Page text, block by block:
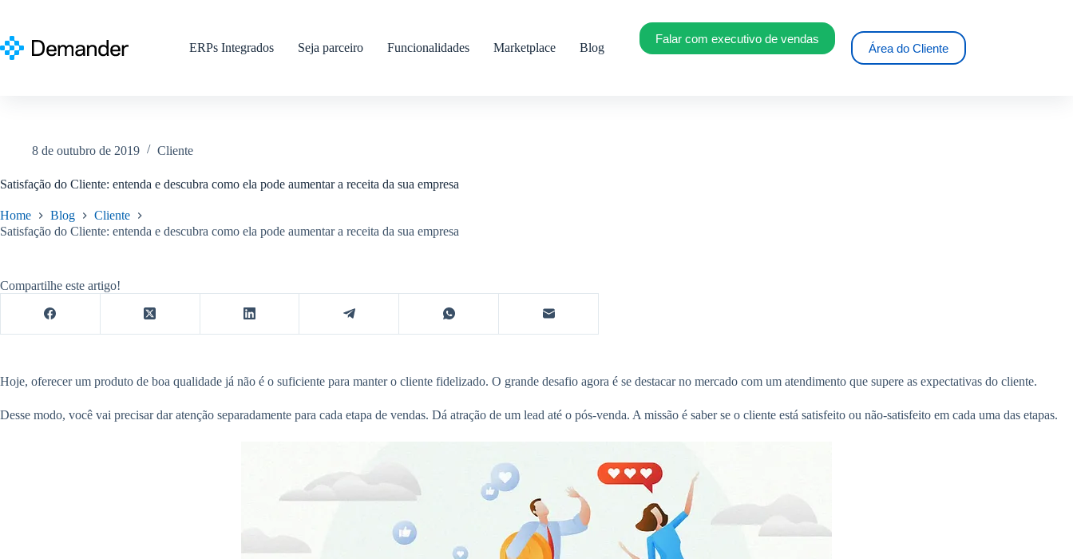
conteúdo
ERPs Integrados Seja parceiro Funcionalidades Marketplace Blog
Falar com executivo de vendas
Área do Cliente
8 de outubro de 2019 Cliente
Satisfação do Cliente: entenda e descubra como ela pode aumentar a receita da sua empresa
Home Blog
Cliente
Satisfação do Cliente: entenda e descubra como ela pode aumentar a receita da sua empresa
Compartilhe este artigo!
Hoje, oferecer um produto de boa qualidade já não é o suficiente para manter o cliente fidelizado. O grande desafio agora é se destacar no mercado com um atendimento que supere as expectativas do cliente.
Desse modo, você vai precisar dar atenção separadamente para cada etapa de vendas. Dá atração de um lead até o pós-venda. A missão é saber se o cliente está satisfeito ou não-satisfeito em cada uma das etapas.